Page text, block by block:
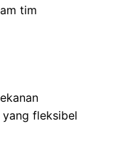
tim
fleksibel